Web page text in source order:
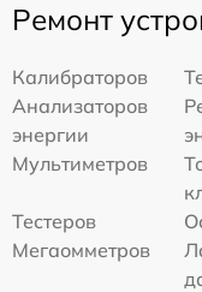
Ремонт
Калибраторов
Анализаторов
энергии
Мультиметров
Тестеров
Мегаомметров